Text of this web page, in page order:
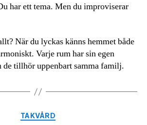
har ett tema. Men du improviserar
När du lyckas känns hemmet både
Varje rum har sin egen
de tillhör uppenbart samma familj.
Kategorier
TAKVÅRD